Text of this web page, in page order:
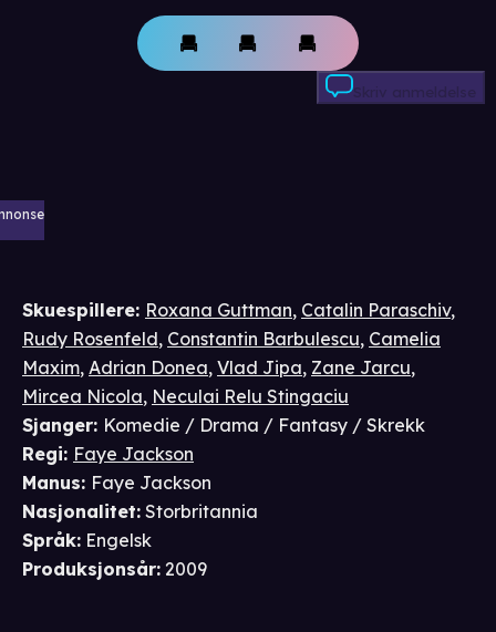
Skriv anmeldelse
Skuespillere: Roxana Guttman, Catalin Paraschiv,
Rudy Rosenfeld, Constantin Barbulescu, Camelia
Maxim, Adrian Donea, Vlad Jipa, Zane Jarcu,
Mircea Nicola, Neculai Relu Stingaciu
Sjanger: Komedie / Drama / Fantasy / Skrekk
Regi: Faye Jackson
Manus: Faye Jackson
Nasjonalitet: Storbritannia
Språk: Engelsk
Produksjonsår: 2009